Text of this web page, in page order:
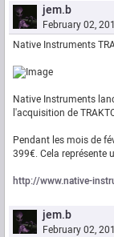
jem.b
February 02,
Native Instruments
Native Instruments
l'acquisition de
Pendant les mois de
399€. Cela représente
http://www.native-
jem.b
February 02,